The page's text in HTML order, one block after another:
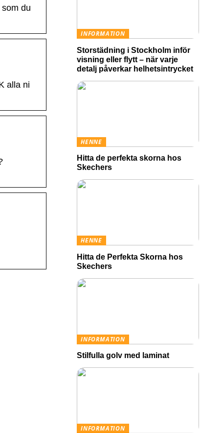
du
alla ni
INFORMATION
Storstädning i Stockholm inför
visning eller flytt – när varje
detalj påverkar helhetsintrycket
HENNE
Hitta de perfekta skorna hos
Skechers
HENNE
Hitta de Perfekta Skorna hos
Skechers
INFORMATION
Stilfulla golv med laminat
INFORMATION